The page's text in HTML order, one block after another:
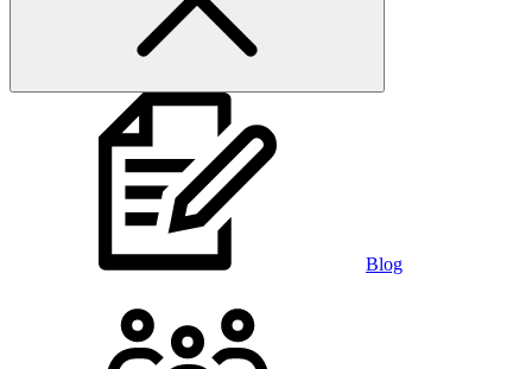
Blog